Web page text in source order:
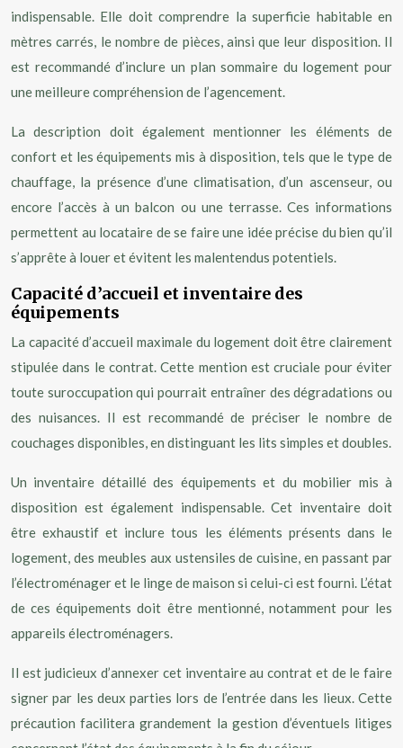
indispensable. Elle doit comprendre la superficie habitable en
mètres carrés, le nombre de pièces, ainsi que leur disposition. Il
est recommandé d’inclure un plan sommaire du logement pour
une meilleure compréhension de l’agencement.
La description doit également mentionner les éléments de
confort et les équipements mis à disposition, tels que le type de
chauffage, la présence d’une climatisation, d’un ascenseur, ou
encore l’accès à un balcon ou une terrasse. Ces informations
permettent au locataire de se faire une idée précise du bien qu’il
s’apprête à louer et évitent les malentendus potentiels.
Capacité d’accueil et inventaire des
équipements
La capacité d’accueil maximale du logement doit être clairement
stipulée dans le contrat. Cette mention est cruciale pour éviter
toute suroccupation qui pourrait entraîner des dégradations ou
des nuisances. Il est recommandé de préciser le nombre de
couchages disponibles, en distinguant les lits simples et doubles.
Un inventaire détaillé des équipements et du mobilier mis à
disposition est également indispensable. Cet inventaire doit
être exhaustif et inclure tous les éléments présents dans le
logement, des meubles aux ustensiles de cuisine, en passant par
l’électroménager et le linge de maison si celui-ci est fourni. L’état
de ces équipements doit être mentionné, notamment pour les
appareils électroménagers.
Il est judicieux d’annexer cet inventaire au contrat et de le faire
signer par les deux parties lors de l’entrée dans les lieux. Cette
précaution facilitera grandement la gestion d’éventuels litiges